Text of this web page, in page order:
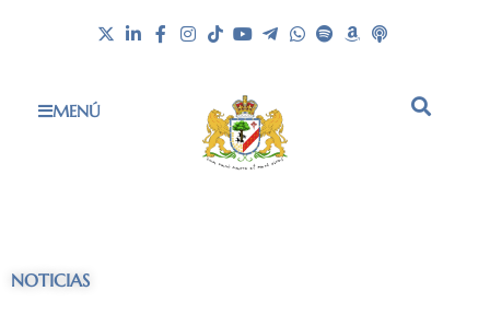
MENÚ
NOTICIAS